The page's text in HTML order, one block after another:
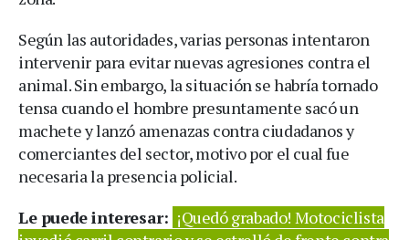
Según las autoridades, varias personas intentaron
intervenir para evitar nuevas agresiones contra el
animal. Sin embargo, la situación se habría tornado
tensa cuando el hombre presuntamente sacó un
machete y lanzó amenazas contra ciudadanos y
comerciantes del sector, motivo por el cual fue
necesaria la presencia policial.
Le puede interesar: ¡Quedó grabado! Motociclista